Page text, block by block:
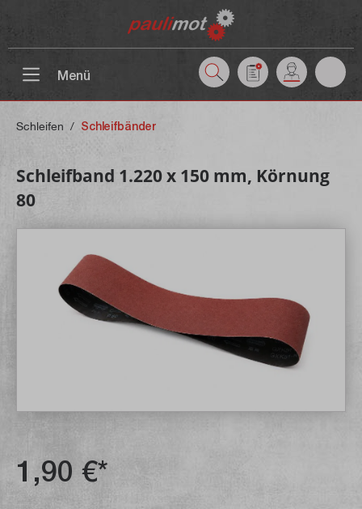
Menü
Schleifen / Schleifbänder
Schleifband 1.220 x 150 mm, Körnung
80
1,90 €*